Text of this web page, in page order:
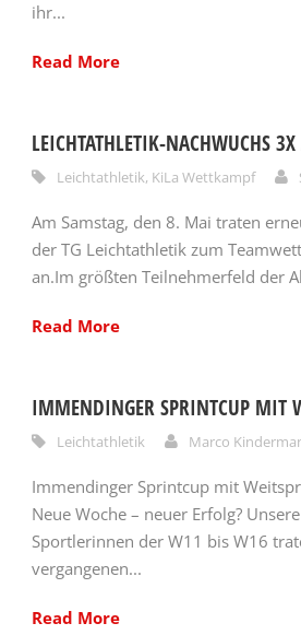
ihr...
Read More
LEICHTATHLETIK-NACHWUCHS
Leichtathletik, KiLa Wettkampf
Am Samstag, den 8. Mai traten
der TG Leichtathletik zum
an.Im größten Teilnehmerfeld der
Read More
IMMENDINGER SPRINTCUP MIT
Leichtathletik Marco
Immendinger Sprintcup mit
Neue Woche – neuer Erfolg?
Sportlerinnen der W11 bis W16
vergangenen...
Read More